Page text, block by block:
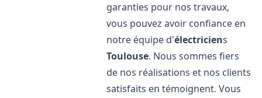
garanties pour nos travaux,
vous pouvez avoir confiance en
notre équipe d'électriciens
Toulouse. Nous sommes fiers
de nos réalisations et nos clients
satisfaits en témoignent. Vous